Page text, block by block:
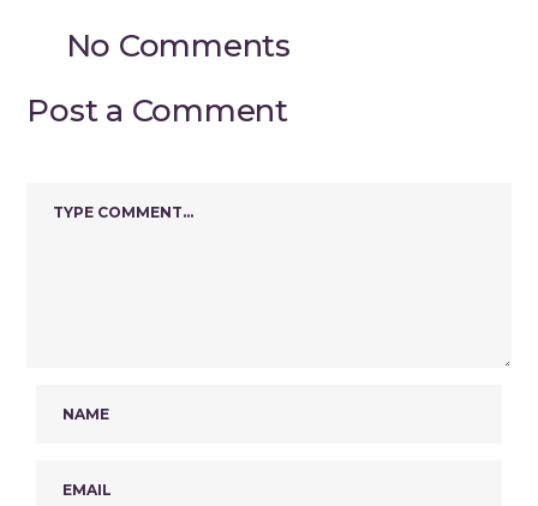
No Comments
Post a Comment